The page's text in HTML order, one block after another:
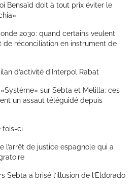
Bensaïd doit à tout prix éviter le
2030: quand certains veulent
de réconciliation en instrument de
d’activité d’Interpol Rabat
sur Sebta et Melilla: ces
un assaut téléguidé depuis
fois-ci
l’arrêt de justice espagnole qui a
Sebta a brisé l’illusion de l’Eldorado